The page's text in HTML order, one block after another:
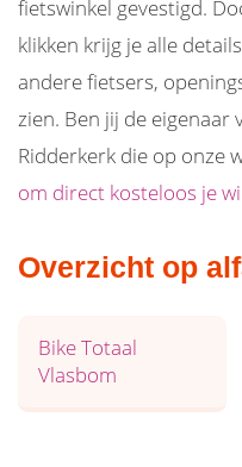
fietswinkel gevestigd.
klikken krijg je alle
andere fietsers,
zien. Ben jij de eigenaar
Ridderkerk die op onze
om direct kosteloos je
Overzicht op
Bike Totaal
Vlasbom